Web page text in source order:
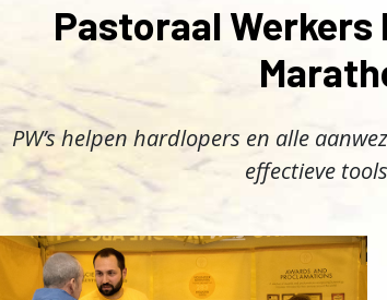
Pastoraal Werkers
PW’s helpen hardlopers en alle
effectieve